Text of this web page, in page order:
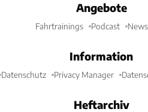
Angebote
Fahrtrainings Podcast
Information
Datenschutz Privacy Manager
Heftarchiv